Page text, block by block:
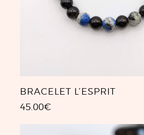
BRACELET L’ESPRIT
45.00€